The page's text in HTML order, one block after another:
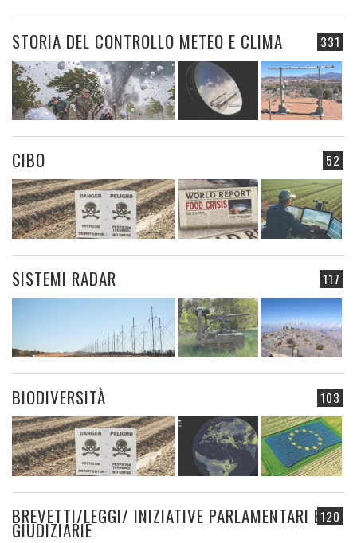
331
STORIA DEL CONTROLLO METEO E CLIMA
52
CIBO
117
SISTEMI RADAR
103
BIODIVERSITÀ
120
BREVETTI/LEGGI/ INIZIATIVE PARLAMENTARI E
GIUDIZIARIE